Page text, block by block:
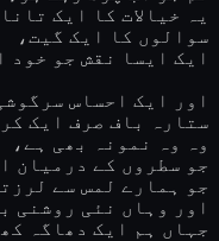
یہ خیالات کا ایک
سوالوں کا ایک گیت،
ایک ایسا نقش جو خود
اور ایک احساس
ستارہ باف صرف ایک
وہ وہ نمونہ بھی ہے،
جو سطروں کے درمیان
جو ہمارے لمس سے
اور وہاں نئی روشنی
جہاں ہم ایک دھاگہ